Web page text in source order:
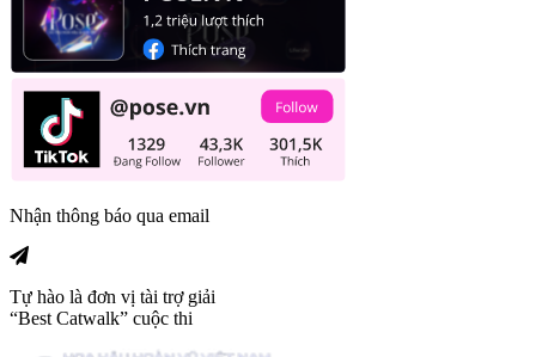
Nhận thông báo qua email
Tự hào là đơn vị tài trợ giải
“Best Catwalk” cuộc thi